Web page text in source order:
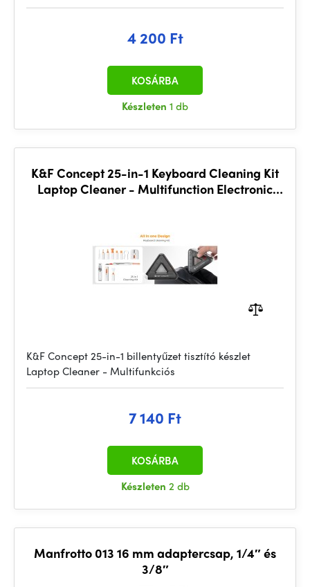
4 200 Ft
Készleten 1 db
KOSÁRBA
K&F Concept 25-in-1 Keyboard Cleaning Kit
Laptop Cleaner - Multifunction Electronic
K&F Concept 25-in-1 billentyűzet tisztító készlet
Laptop Cleaner - Multifunkciós
7 140 Ft
Készleten 2 db
KOSÁRBA
Manfrotto 013 16 mm adaptercsap, 1/4″ és
3/8″